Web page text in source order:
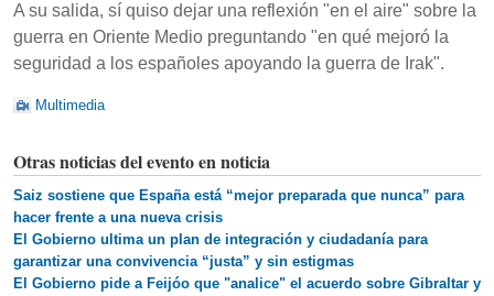
A su salida, sí quiso dejar una reflexión "en el aire" sobre la
guerra en Oriente Medio preguntando "en qué mejoró la
seguridad a los españoles apoyando la guerra de Irak".
Multimedia
Otras noticias del evento en noticia
Saiz sostiene que España está “mejor preparada que nunca” para
hacer frente a una nueva crisis
El Gobierno ultima un plan de integración y ciudadanía para
garantizar una convivencia “justa” y sin estigmas
El Gobierno pide a Feijóo que "analice" el acuerdo sobre Gibraltar y